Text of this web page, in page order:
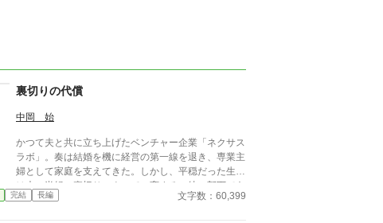
裏切りの代償
中岡 始
かつて夫と共に立ち上げたベンチャー企業「ネクサス
ラボ」。奏は結婚を機に経営の第一線を退き、専業主
婦として家庭を支えてきた。しかし、平穏だった生活
は夫・尚紀の裏切りによって一変する。彼の部下であ
り不倫相手の優美が、会社を混乱に陥れつつあったの
完結 長編 文字数：60,399